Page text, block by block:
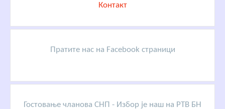
Контакт
Пратите нас на Facebook страници
Гостовање чланова СНП - Избор је наш на РТВ БН